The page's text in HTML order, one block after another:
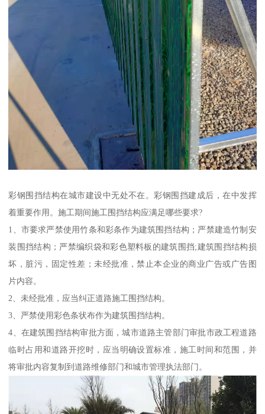
彩钢围挡结构在城市建设中无处不在。彩钢围挡建成后，在中发挥
着重要作用。施工期间施工围挡结构应满足哪些要求?
1、市要求严禁使用竹条和彩条作为建筑围挡结构；严禁建造竹制安
装围挡结构；严禁编织袋和彩色塑料板的建筑围挡;建筑围挡结构损
坏，脏污，固定性差；未经批准，禁止本企业的商业广告或广告图
片内容。
2、未经批准，应当纠正道路施工围挡结构。
3、严禁使用彩色条状布作为建筑围挡结构。
4、在建筑围挡结构审批方面，城市道路主管部门审批市政工程道路
临时占用和道路开挖时，应当明确设置标准，施工时间和范围，并
将审批内容复制到道路维修部门和城市管理执法部门。